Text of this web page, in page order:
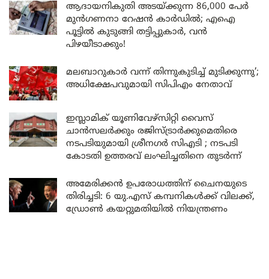
ആദായനികുതി അടയ്ക്കുന്ന 86,000 പേർ
മുൻഗണനാ റേഷൻ കാർഡിൽ; എഐ
പൂട്ടിൽ കുടുങ്ങി തട്ടിപ്പുകാർ, വൻ
പിഴയീടാക്കും!
മലബാറുകാർ വന്ന് തിന്നുകുടിച്ച് മുടിക്കുന്നു’;
അധിക്ഷേപവുമായി സിപിഎം നേതാവ്
ഇസ്ലാമിക് യൂണിവേഴ്സിറ്റി വൈസ്
ചാൻസലർക്കും രജിസ്ട്രാർക്കുമെതിരെ
നടപടിയുമായി ശ്രീനഗർ സിഎടി ; നടപടി
കോടതി ഉത്തരവ് ലംഘിച്ചതിനെ തുടർന്ന്
അമേരിക്കൻ ഉപരോധത്തിന് ചൈനയുടെ
തിരിച്ചടി: 6 യു.എസ് കമ്പനികൾക്ക് വിലക്ക്,
ഡ്രോൺ കയറ്റുമതിയിൽ നിയന്ത്രണം